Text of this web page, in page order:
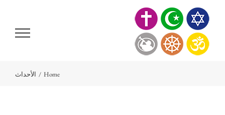
content
Home
/ الأحداث